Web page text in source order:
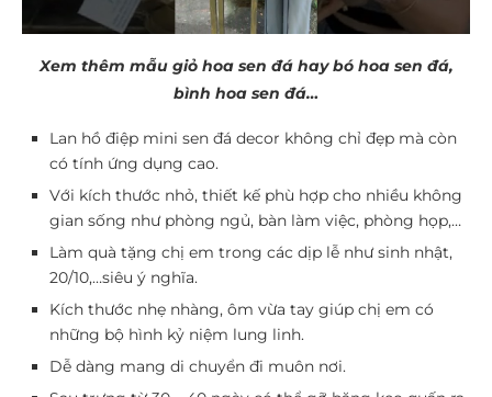
Xem thêm mẫu giỏ hoa sen đá hay bó hoa sen đá,
bình hoa sen đá…
Lan hồ điệp mini sen đá decor không chỉ đẹp mà còn
có tính ứng dụng cao.
Với kích thước nhỏ, thiết kế phù hợp cho nhiều không
gian sống như phòng ngủ, bàn làm việc, phòng họp,…
Làm quà tặng chị em trong các dịp lễ như sinh nhật,
20/10,…siêu ý nghĩa.
Kích thước nhẹ nhàng, ôm vừa tay giúp chị em có
những bộ hình kỷ niệm lung linh.
Dễ dàng mang di chuyển đi muôn nơi.